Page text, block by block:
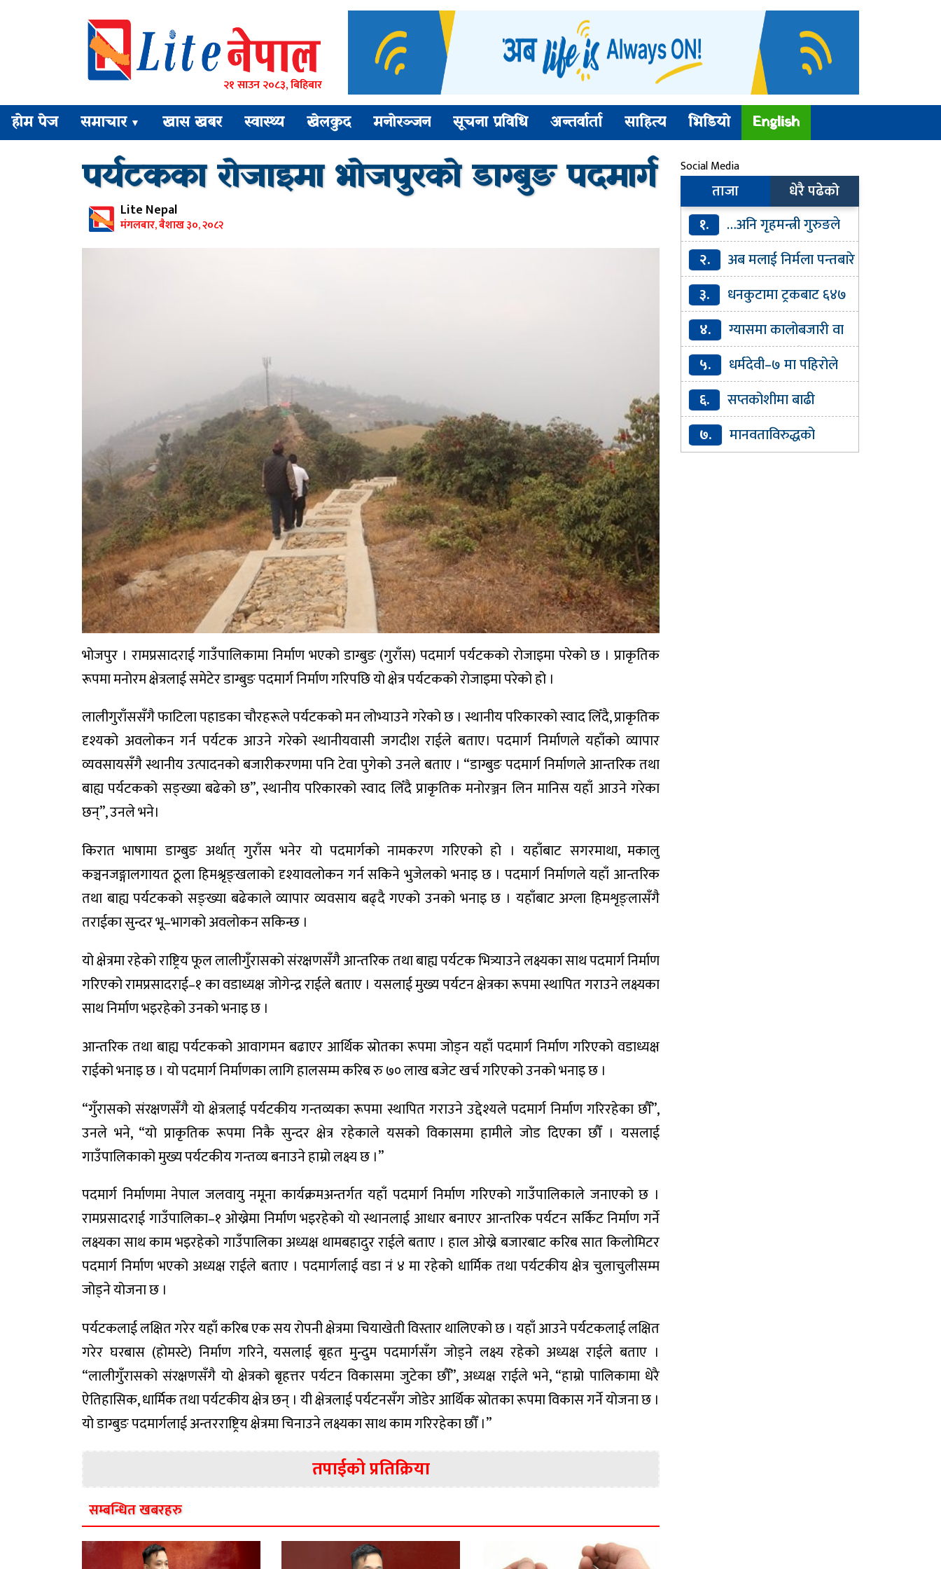
२१ साउन २०८३, बिहिबार
होम पेज समाचार ▼ खास खबर स्वास्थ्य खेलकुद मनोरञ्जन सूचना प्रविधि अन्तर्वार्ता साहित्य भिडियो English
पर्यटकका रोजाइमा भोजपुरको डाग्बुङ पदमार्ग
Lite Nepal
मंगलबार, बैशाख ३०, २०८२
भोजपुर । रामप्रसादराई गाउँपालिकामा निर्माण भएको डाग्बुङ (गुराँस) पदमार्ग पर्यटकको रोजाइमा परेको छ । प्राकृतिक
रूपमा मनोरम क्षेत्रलाई समेटेर डाग्बुङ पदमार्ग निर्माण गरिपछि यो क्षेत्र पर्यटकको रोजाइमा परेको हो ।
लालीगुराँससँगै फाटिला पहाडका चौरहरूले पर्यटकको मन लोभ्याउने गरेको छ । स्थानीय परिकारको स्वाद लिँदै, प्राकृतिक
दृश्यको अवलोकन गर्न पर्यटक आउने गरेको स्थानीयवासी जगदीश राईले बताए। पदमार्ग निर्माणले यहाँको व्यापार
व्यवसायसँगै स्थानीय उत्पादनको बजारीकरणमा पनि टेवा पुगेको उनले बताए । “डाग्बुङ पदमार्ग निर्माणले आन्तरिक तथा
बाह्य पर्यटकको सङ्ख्या बढेको छ”, स्थानीय परिकारको स्वाद लिँदै प्राकृतिक मनोरञ्जन लिन मानिस यहाँ आउने गरेका
छन्”, उनले भने।
किरात भाषामा डाग्बुङ अर्थात् गुराँस भनेर यो पदमार्गको नामकरण गरिएको हो । यहाँबाट सगरमाथा, मकालु
कञ्चनजङ्गालगायत ठूला हिमश्रृङ्खलाको दृश्यावलोकन गर्न सकिने भुजेलको भनाइ छ । पदमार्ग निर्माणले यहाँ आन्तरिक
तथा बाह्य पर्यटकको सङ्ख्या बढेकाले व्यापार व्यवसाय बढ्दै गएको उनको भनाइ छ । यहाँबाट अग्ला हिमशृङ्लासँगै
तराईका सुन्दर भू–भागको अवलोकन सकिन्छ ।
यो क्षेत्रमा रहेको राष्ट्रिय फूल लालीगुँरासको संरक्षणसँगै आन्तरिक तथा बाह्य पर्यटक भित्र्याउने लक्ष्यका साथ पदमार्ग निर्माण
गरिएको रामप्रसादराई–१ का वडाध्यक्ष जोगेन्द्र राईले बताए । यसलाई मुख्य पर्यटन क्षेत्रका रूपमा स्थापित गराउने लक्ष्यका
साथ निर्माण भइरहेको उनको भनाइ छ ।
आन्तरिक तथा बाह्य पर्यटकको आवागमन बढाएर आर्थिक स्रोतका रूपमा जोड्न यहाँ पदमार्ग निर्माण गरिएको वडाध्यक्ष
राईको भनाइ छ । यो पदमार्ग निर्माणका लागि हालसम्म करिब रु ७० लाख बजेट खर्च गरिएको उनको भनाइ छ ।
“गुँरासको संरक्षणसँगै यो क्षेत्रलाई पर्यटकीय गन्तव्यका रूपमा स्थापित गराउने उद्देश्यले पदमार्ग निर्माण गरिरहेका छौँ”,
उनले भने, “यो प्राकृतिक रूपमा निकै सुन्दर क्षेत्र रहेकाले यसको विकासमा हामीले जोड दिएका छौँ । यसलाई
गाउँपालिकाको मुख्य पर्यटकीय गन्तव्य बनाउने हाम्रो लक्ष्य छ ।”
पदमार्ग निर्माणमा नेपाल जलवायु नमूना कार्यक्रमअन्तर्गत यहाँ पदमार्ग निर्माण गरिएको गाउँपालिकाले जनाएको छ ।
रामप्रसादराई गाउँपालिका–१ ओख्रेमा निर्माण भइरहेको यो स्थानलाई आधार बनाएर आन्तरिक पर्यटन सर्किट निर्माण गर्ने
लक्ष्यका साथ काम भइरहेको गाउँपालिका अध्यक्ष थामबहादुर राईले बताए । हाल ओख्रे बजारबाट करिब सात किलोमिटर
पदमार्ग निर्माण भएको अध्यक्ष राईले बताए । पदमार्गलाई वडा नं ४ मा रहेको धार्मिक तथा पर्यटकीय क्षेत्र चुलाचुलीसम्म
जोड्ने योजना छ ।
पर्यटकलाई लक्षित गरेर यहाँ करिब एक सय रोपनी क्षेत्रमा चियाखेती विस्तार थालिएको छ । यहाँ आउने पर्यटकलाई लक्षित
गरेर घरबास (होमस्टे) निर्माण गरिने, यसलाई बृहत मुन्दुम पदमार्गसँग जोड्ने लक्ष्य रहेको अध्यक्ष राईले बताए ।
“लालीगुँरासको संरक्षणसँगै यो क्षेत्रको बृहत्तर पर्यटन विकासमा जुटेका छौँ”, अध्यक्ष राईले भने, “हाम्रो पालिकामा धेरै
ऐतिहासिक, धार्मिक तथा पर्यटकीय क्षेत्र छन् । यी क्षेत्रलाई पर्यटनसँग जोडेर आर्थिक स्रोतका रूपमा विकास गर्ने योजना छ ।
यो डाग्बुङ पदमार्गलाई अन्तरराष्ट्रिय क्षेत्रमा चिनाउने लक्ष्यका साथ काम गरिरहेका छौँ ।”
तपाईको प्रतिक्रिया
सम्बन्धित खबरहरु
Social Media
ताजा
धेरै पढेको
१.
…अनि गृहमन्त्री गुरुङले
मागे माफी
२.
अब मलाई निर्मला पन्तबारे
प्रश्न नगर्नुहोला : गृहमन्त्री गुरूङ
३.
धनकुटामा ट्रकबाट ६४७
केजी गाँजासहित चालक र
सहचालक पक्राउ
४.
ग्यासमा कालोबजारी वा
कृत्रिम अभाव देखिए सिधै उजुरी गर्न
आग्रह
५.
धर्मदेवी–७ मा पहिरोले
सडक अवरुद्ध, वैकल्पिक मार्ग
प्रयोग गर्न आग्रह
६.
सप्तकोशीमा बाढी
आएपछि बल्याे रातो बत्ती, २८ वटा
ढोका खोलियो
७.
मानवताविरुद्धको
अपराधमा मृत्युदण्डको सजाय